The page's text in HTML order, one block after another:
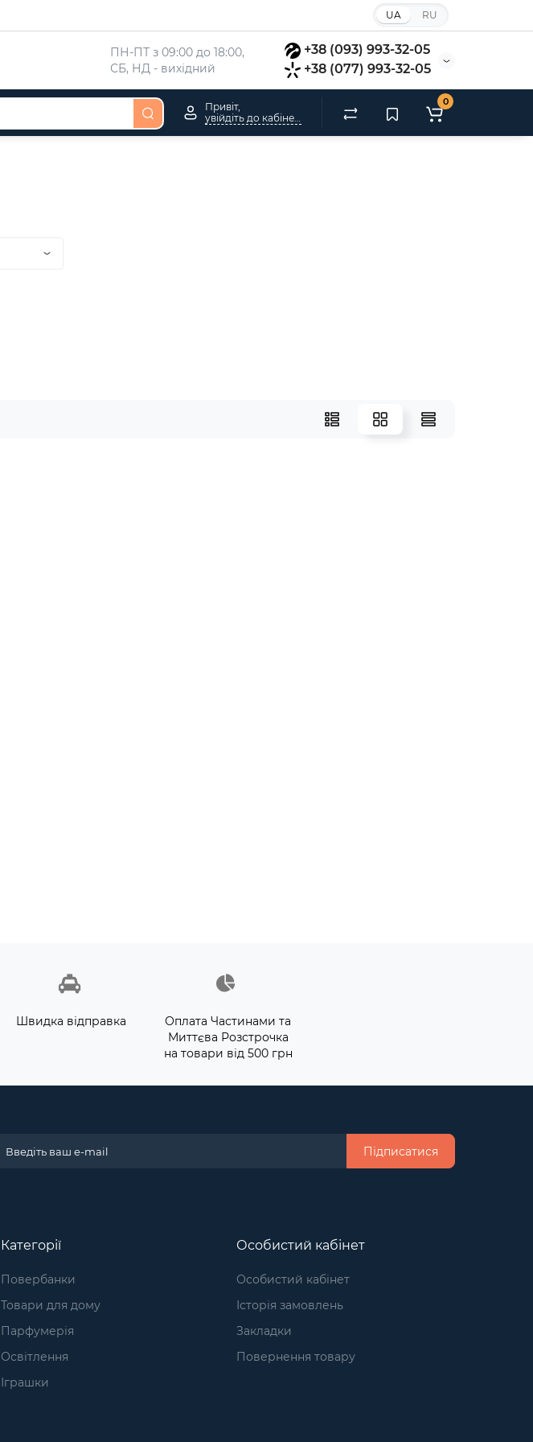
UA RU
ПН-ПТ з 09:00 до 18:00,
СБ, НД - вихідний
+38 (093) 993-32-05
+38 (077) 993-32-05
Привіт,
0
Швидка відправка
Оплата Частинами та
Миттєва Розстрочка
на товари від 500 грн
Підписатися
Категорії
Повербанки
Товари для дому
Парфумерія
Освітлення
Іграшки
Особистий кабінет
Особистий кабінет
Історія замовлень
Закладки
Повернення товару